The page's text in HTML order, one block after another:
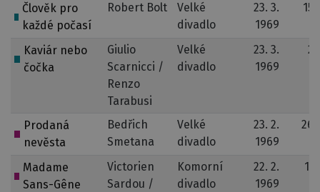
Člověk pro
každé počasí
Robert Bolt
Velké
divadlo
23. 3.
1969
15.
Kaviár nebo
čočka
Giulio
Scarnicci /
Renzo
Tarabusi
Velké
divadlo
23. 3.
1969
Prodaná
nevěsta
Bedřich
Smetana
Velké
divadlo
23. 2.
1969
26.
Madame
Sans-Gêne
Victorien
Sardou /
Komorní
divadlo
22. 2.
1969